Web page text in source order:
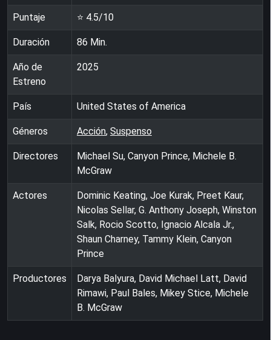
Puntaje ⭐ 4.5/10
Duración 86 Min.
Año de
Estreno
2025
País United States of America
Géneros Acción, Suspenso
Directores
Michael Su, Canyon Prince, Michele B.
McGraw
Actores
Dominic Keating, Joe Kurak, Preet Kaur,
Nicolas Sellar, G. Anthony Joseph, Winston
Salk, Rocio Scotto, Ignacio Alcala Jr.,
Shaun Charney, Tammy Klein, Canyon
Prince
Productores
Darya Balyura, David Michael Latt, David
Rimawi, Paul Bales, Mikey Stice, Michele
B. McGraw